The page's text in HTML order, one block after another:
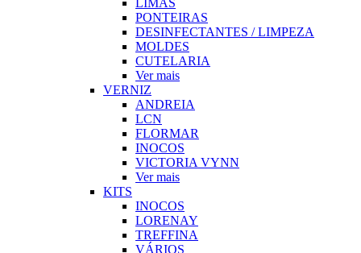
PONTEIRAS
DESINFECTANTES / LIMPEZA
MOLDES
CUTELARIA
Ver mais
VERNIZ
ANDREIA
LCN
FLORMAR
INOCOS
VICTORIA VYNN
Ver mais
KITS
INOCOS
LORENAY
TREFFINA
VÁRIOS